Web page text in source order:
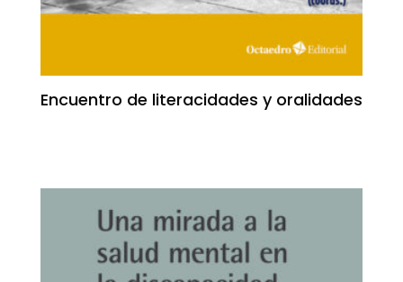
Encuentro de literacidades y oralidades